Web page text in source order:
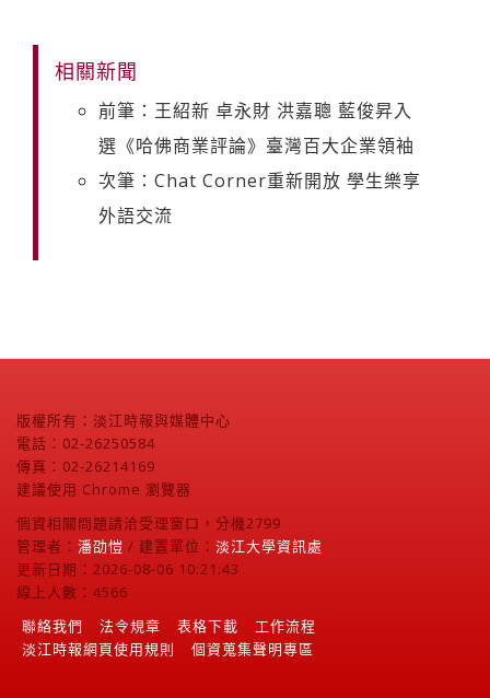
相關新聞
前筆：王紹新 卓永財 洪嘉聰 藍俊昇入
選《哈佛商業評論》臺灣百大企業領袖
次筆：Chat Corner重新開放 學生樂享
外語交流
版權所有：淡江時報與媒體中心
電話：02-26250584
傳真：02-26214169
建議使用 Chrome 瀏覽器
個資相關問題請洽受理窗口，分機2799
管理者： 潘劭愷 / 建置單位： 淡江大學資訊處
更新日期：2026-08-06 10:21:43
線上人數：4566
聯絡我們
法令規章 表格下載
工作流程
淡江時報網頁使用規則
個資蒐集聲明專區